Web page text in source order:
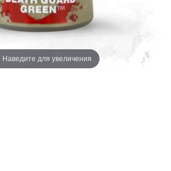
Наведите для увеличения